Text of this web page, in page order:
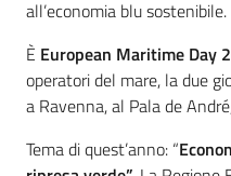
all’economia blu sostenibile.
È European Maritime Day
operatori del mare, la due
a Ravenna, al Pala de
Tema di quest’anno: “